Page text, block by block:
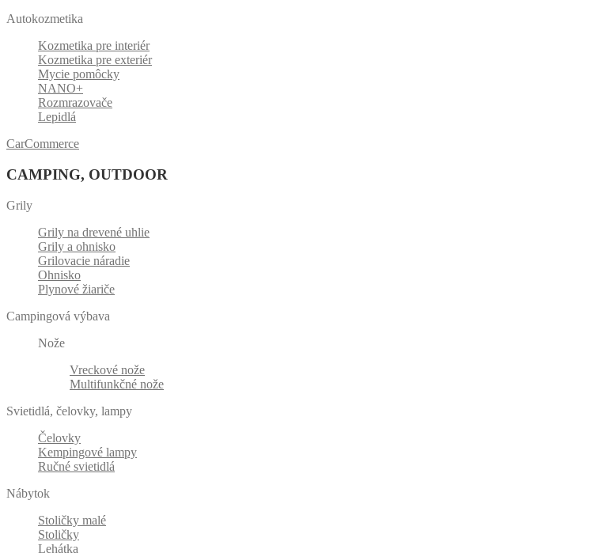
Autokozmetika
Kozmetika pre interiér
Kozmetika pre exteriér
Mycie pomôcky
NANO+
Rozmrazovače
Lepidlá
CarCommerce
CAMPING, OUTDOOR
Grily
Grily na drevené uhlie
Grily a ohnisko
Grilovacie náradie
Ohnisko
Plynové žiariče
Campingová výbava
Nože
Vreckové nože
Multifunkčné nože
Svietidlá, čelovky, lampy
Čelovky
Kempingové lampy
Ručné svietidlá
Nábytok
Stoličky malé
Stoličky
Lehátka